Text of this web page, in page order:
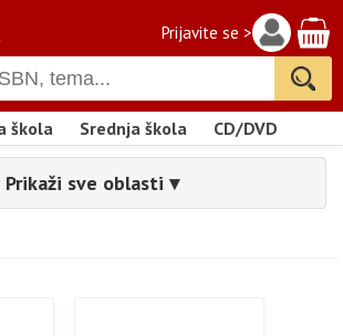
Prijavite se >
škola Srednja škola CD/DVD
Prikaži sve oblasti ▾